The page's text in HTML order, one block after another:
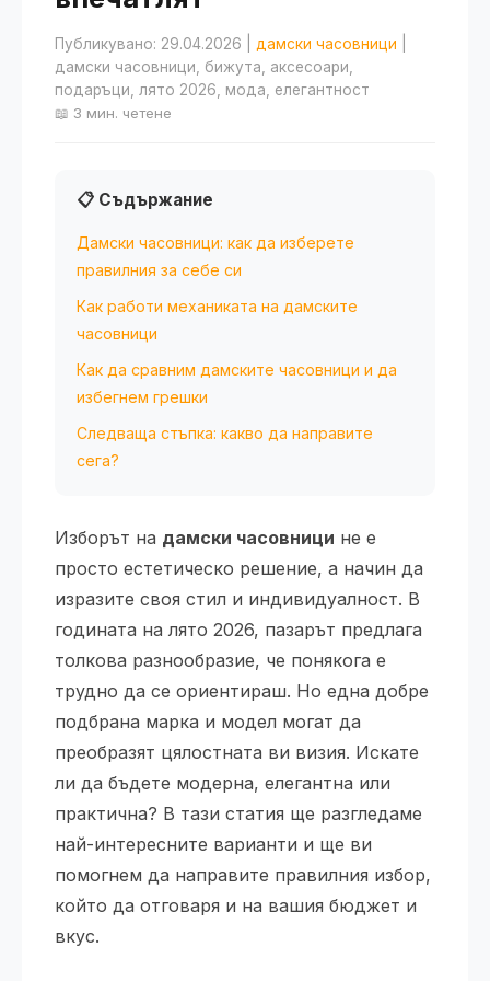
Публикувано: 29.04.2026 дамски часовници
дамски часовници, бижута, аксесоари,
подаръци, лято 2026, мода, елегантност
📖 3 мин. четене
📋 Съдържание
Дамски часовници: как да изберете
правилния за себе си
Как работи механиката на дамските
часовници
Как да сравним дамските часовници и да
избегнем грешки
Следваща стъпка: какво да направите
сега?
Изборът на дамски часовници не е
просто естетическо решение, а начин да
изразите своя стил и индивидуалност. В
годината на лято 2026, пазарът предлага
толкова разнообразие, че понякога е
трудно да се ориентираш. Но една добре
подбрана марка и модел могат да
преобразят цялостната ви визия. Искате
ли да бъдете модерна, елегантна или
практична? В тази статия ще разгледаме
най-интересните варианти и ще ви
помогнем да направите правилния избор,
който да отговаря и на вашия бюджет и
вкус.